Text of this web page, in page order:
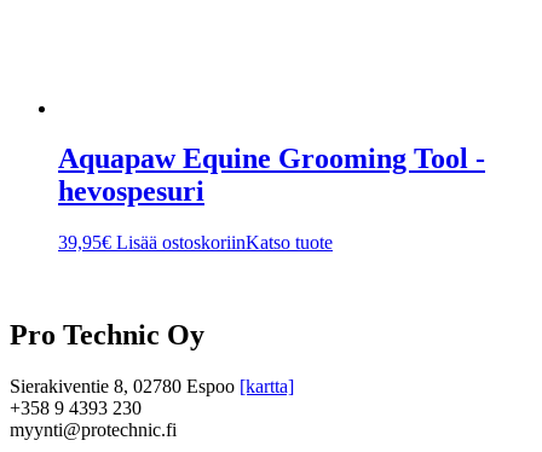
Aquapaw Equine Grooming Tool -
hevospesuri
39,95€ Lisää ostoskoriinKatso tuote
Pro Technic Oy
Sierakiventie 8, 02780 Espoo [kartta]
+358 9 4393 230
myynti@protechnic.fi